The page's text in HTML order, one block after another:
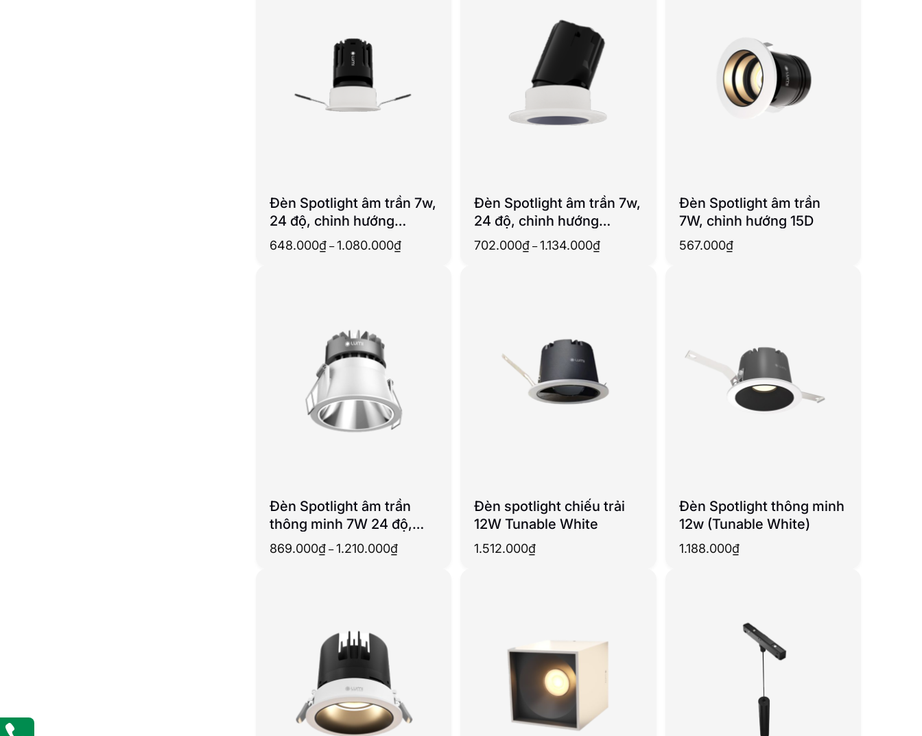
Đèn Spotlight âm trần 7w,
24 độ, chỉnh hướng
(Dimmable)
648.000₫ – 1.080.000₫Khoảng
Đèn Spotlight âm trần 7w,
24 độ, chỉnh hướng
(Dimmable) (Không viền)
702.000₫ – 1.134.000₫Khoảng
Đèn Spotlight âm trần
7W, chỉnh hướng 15D
567.000₫
Đèn Spotlight âm trần
thông minh 7W 24 độ,
chỉnh hướng
869.000₫ – 1.210.000₫Khoảng
Đèn spotlight chiếu trải
12W Tunable White
1.512.000₫
Đèn Spotlight thông minh
12w (Tunable White)
1.188.000₫